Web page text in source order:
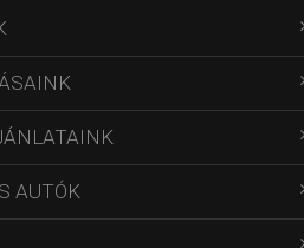
AUTÓK